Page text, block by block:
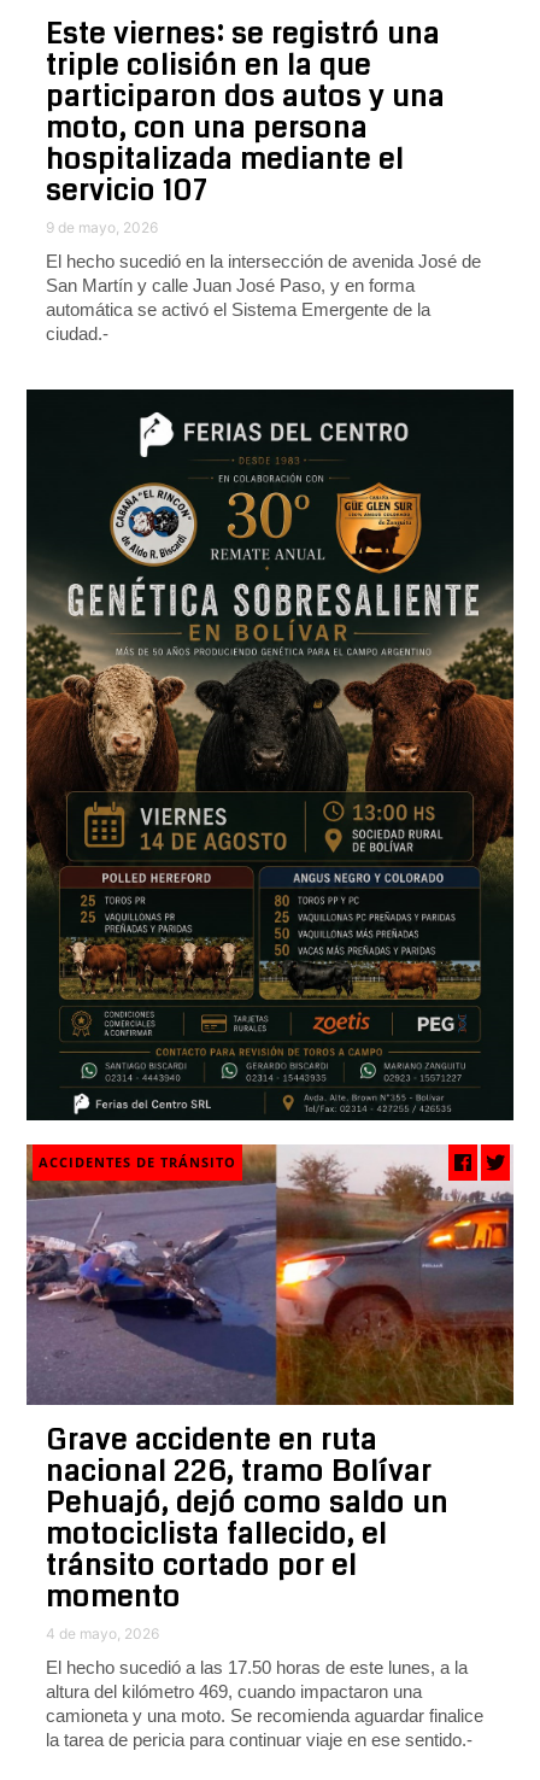
Este viernes: se registró una
triple colisión en la que
participaron dos autos y una
moto, con una persona
hospitalizada mediante el
servicio 107
9 de mayo, 2026
El hecho sucedió en la intersección de avenida José de
San Martín y calle Juan José Paso, y en forma
automática se activó el Sistema Emergente de la
ciudad.-
ACCIDENTES DE TRÁNSITO
Grave accidente en ruta
nacional 226, tramo Bolívar
Pehuajó, dejó como saldo un
motociclista fallecido, el
tránsito cortado por el
momento
4 de mayo, 2026
El hecho sucedió a las 17.50 horas de este lunes, a la
altura del kilómetro 469, cuando impactaron una
camioneta y una moto. Se recomienda aguardar finalice
la tarea de pericia para continuar viaje en ese sentido.-